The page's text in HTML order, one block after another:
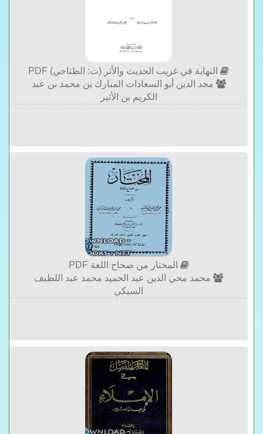
النهاية في غريب الحديث والأثر (ت: الطناحي) PDF
مجد الدين أبو السعادات المبارك بن محمد بن عبد
الكريم بن الأثير
المختار من صحاح اللغة PDF
محمد محي الدين عبد الحميد محمد عبد اللطيف
السبكي